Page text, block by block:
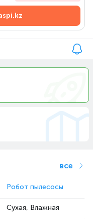
все
Робот пылесосы
Сухая, Влажная